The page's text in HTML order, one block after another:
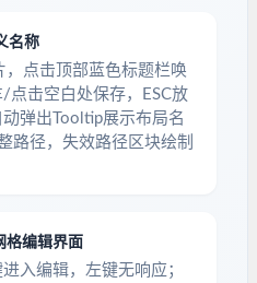
名称
点击顶部蓝色标题栏唤
点击空白处保存，ESC放
弹出Tooltip展示布局名
路径，失效路径区块绘制
格编辑界面
入编辑，左键无响应；